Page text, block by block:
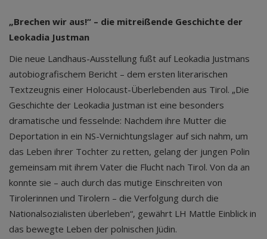
„Brechen wir aus!“ – die mitreißende Geschichte der
Leokadia Justman
Die neue Landhaus-Ausstellung fußt auf Leokadia Justmans
autobiografischem Bericht – dem ersten literarischen
Textzeugnis einer Holocaust-Überlebenden aus Tirol. „Die
Geschichte der Leokadia Justman ist eine besonders
dramatische und fesselnde: Nachdem ihre Mutter die
Deportation in ein NS-Vernichtungslager auf sich nahm, um
das Leben ihrer Tochter zu retten, gelang der jungen Polin
gemeinsam mit ihrem Vater die Flucht nach Tirol. Von da an
konnte sie – auch durch das mutige Einschreiten von
Tirolerinnen und Tirolern – die Verfolgung durch die
Nationalsozialisten überleben“, gewährt LH Mattle Einblick in
das bewegte Leben der polnischen Jüdin.